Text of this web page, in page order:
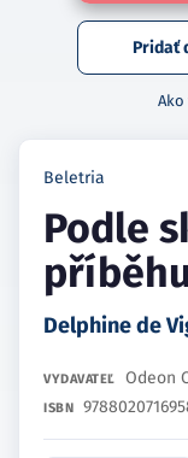
Pridať
Beletria
Podle
Delphine de
VYDAVATEĽ Odeon
ISBN